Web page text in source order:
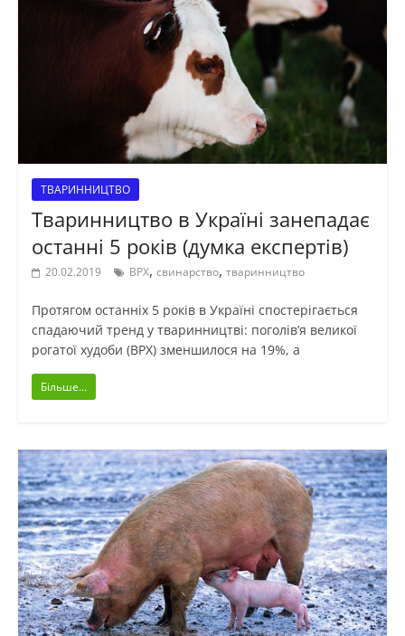
ТВАРИННИЦТВО
Тваринництво в Україні занепадає
останні 5 років (думка експертів)
20.02.2019 ВРХ, свинарство, тваринництво
Протягом останніх 5 років в Україні спостерігається
спадаючий тренд у тваринництві: поголів’я великої
рогатої худоби (ВРХ) зменшилося на 19%, а
Більше...